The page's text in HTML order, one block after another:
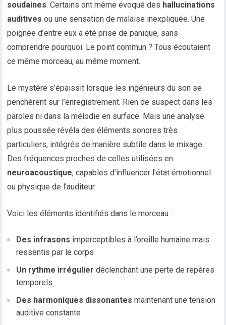
soudaines. Certains ont même évoqué des hallucinations
auditives ou une sensation de malaise inexpliquée. Une
poignée d’entre eux a été prise de panique, sans
comprendre pourquoi. Le point commun ? Tous écoutaient
ce même morceau, au même moment.
Le mystère s’épaissit lorsque les ingénieurs du son se
penchèrent sur l’enregistrement. Rien de suspect dans les
paroles ni dans la mélodie en surface. Mais une analyse
plus poussée révéla des éléments sonores très
particuliers, intégrés de manière subtile dans le mixage.
Des fréquences proches de celles utilisées en
neuroacoustique, capables d’influencer l’état émotionnel
ou physique de l’auditeur.
Voici les éléments identifiés dans le morceau :
Des infrasons imperceptibles à l’oreille humaine mais
ressentis par le corps
Un rythme irrégulier déclenchant une perte de repères
temporels
Des harmoniques dissonantes maintenant une tension
auditive constante